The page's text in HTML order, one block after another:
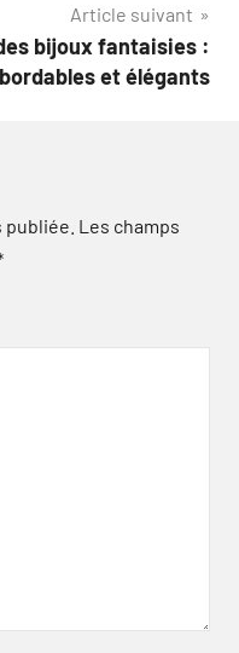
Article suivant
bijoux fantaisies :
et élégants
Les champs